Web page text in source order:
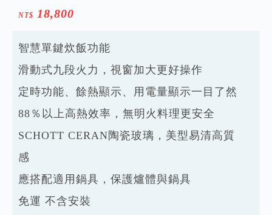
NT$ 18,800
智慧單鍵炊飯功能
滑動式九段火力，視窗加大更好操作
定時功能、餘熱顯示、用電量顯示一目了然
88％以上高熱效率，無明火料理更安全
SCHOTT CERAN陶瓷玻璃，美型易清高質
感
應搭配適用鍋具，保護爐體與鍋具
免運 不含安裝